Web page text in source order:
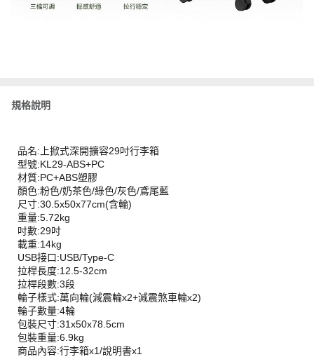
規格說明
品名:上掀式深開擴容29吋行李箱
型號:KL29-ABS+PC
材質:PC+ABS塑膠
顏色:粉色/奶茶色/綠色/灰色/鳶尾藍
尺寸:30.5x50x77cm(含輪)
重量:5.72kg
吋數:29吋
載重:14kg
USB接口:USB/Type-C
拉桿長度:12.5-32cm
拉桿段數:3段
輪子樣式:萬向輪(減震輪x2+減震煞車輪x2)
輪子數量:4輪
包裝尺寸:31x50x78.5cm
包裝重量:6.9kg
商品內容:行李箱x1/說明書x1